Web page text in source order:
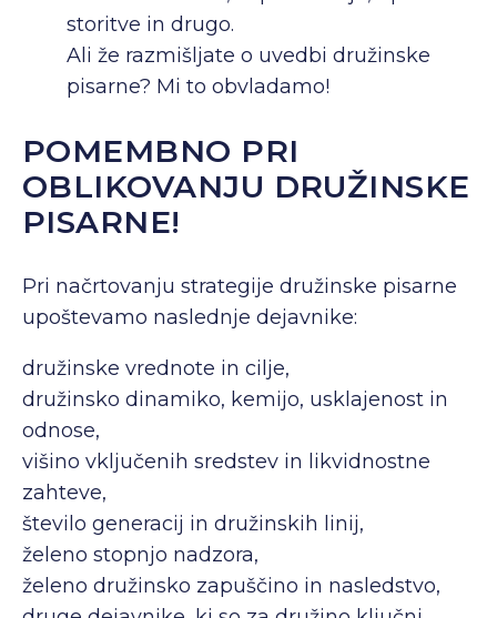
storitve in drugo.
Ali že razmišljate o uvedbi družinske
pisarne? Mi to obvladamo!
POMEMBNO PRI
OBLIKOVANJU DRUŽINSKE
PISARNE!
Pri načrtovanju strategije družinske pisarne
upoštevamo naslednje dejavnike:
družinske vrednote in cilje,
družinsko dinamiko, kemijo, usklajenost in
odnose,
višino vključenih sredstev in likvidnostne
zahteve,
število generacij in družinskih linij,
želeno stopnjo nadzora,
želeno družinsko zapuščino in nasledstvo,